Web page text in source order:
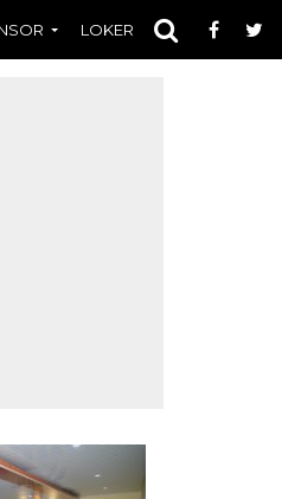
LOKER OPINI